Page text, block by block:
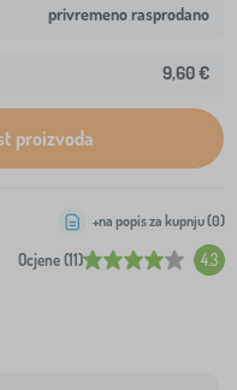
privremeno rasprodano
9,60 €
proizvoda
Ocjene (11) 4.3
+na popis za kupnju (0)